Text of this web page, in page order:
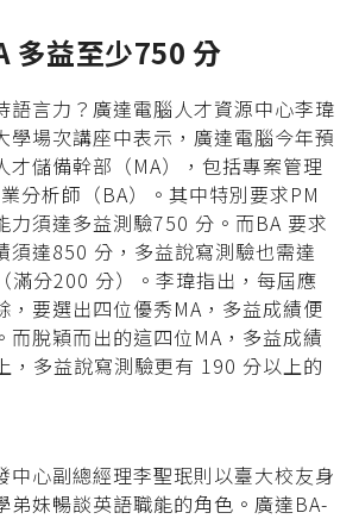
多益至少750 分
語言力？廣達電腦人才資源中心李瑋
學場次講座中表示，廣達電腦今年預
才儲備幹部（MA），包括專案管理
分析師（BA）。其中特別要求PM
力須達多益測驗750 分。而BA 要求
須達850 分，多益說寫測驗也需達
滿分200 分）。李瑋指出，每屆應
，要選出四位優秀MA，多益成績便
而脫穎而出的這四位MA，多益成績
，多益說寫測驗更有 190 分以上的
中心副總經理李聖珉則以臺大校友身
弟妹暢談英語職能的角色。廣達BA-